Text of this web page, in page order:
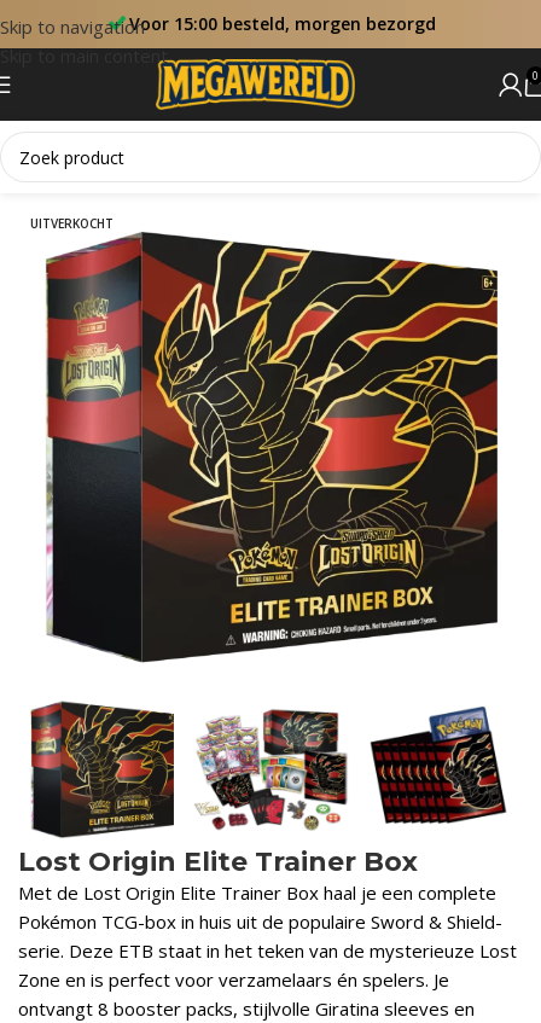
Skip to navigation
Skip to main content
Voor 15:00 besteld, morgen bezorgd
0
Home Elite Trainer Box
UITVERKOCHT
Lost Origin Elite Trainer Box
Met de Lost Origin Elite Trainer Box haal je een complete
Pokémon TCG-box in huis uit de populaire Sword & Shield-
serie. Deze ETB staat in het teken van de mysterieuze Lost
Zone en is perfect voor verzamelaars én spelers. Je
ontvangt 8 booster packs, stijlvolle Giratina sleeves en